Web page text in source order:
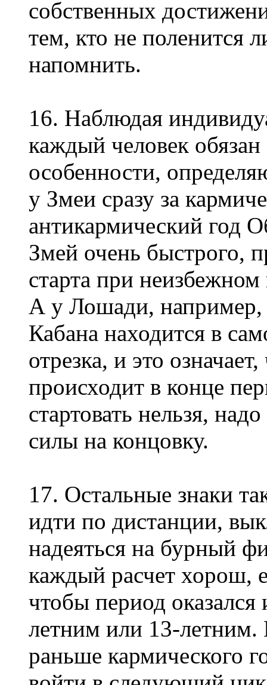
собственных
тем, кто не поленится
напомнить.
16. Наблюдая
каждый человек
особенности,
у Змеи сразу за
антикармический год
Змей очень быстрого,
старта при
А у Лошади, например,
Кабана находится в
отрезка, и это
происходит в конце
стартовать нельзя,
силы на концовку.
17. Остальные знаки
идти по дистанции,
надеяться на бурный
каждый расчет хорош,
чтобы период
летним или 13-летним.
раньше кармического